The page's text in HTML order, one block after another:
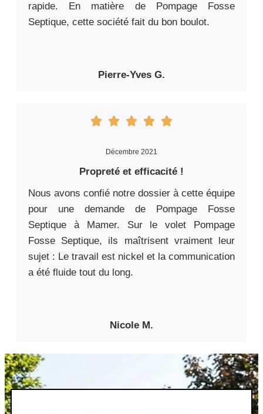
rapide. En matière de Pompage Fosse
Septique, cette société fait du bon boulot.
Pierre-Yves G.
Décembre 2021
Propreté et efficacité !
Nous avons confié notre dossier à cette équipe
pour une demande de Pompage Fosse
Septique à Mamer. Sur le volet Pompage
Fosse Septique, ils maîtrisent vraiment leur
sujet : Le travail est nickel et la communication
a été fluide tout du long.
Nicole M.